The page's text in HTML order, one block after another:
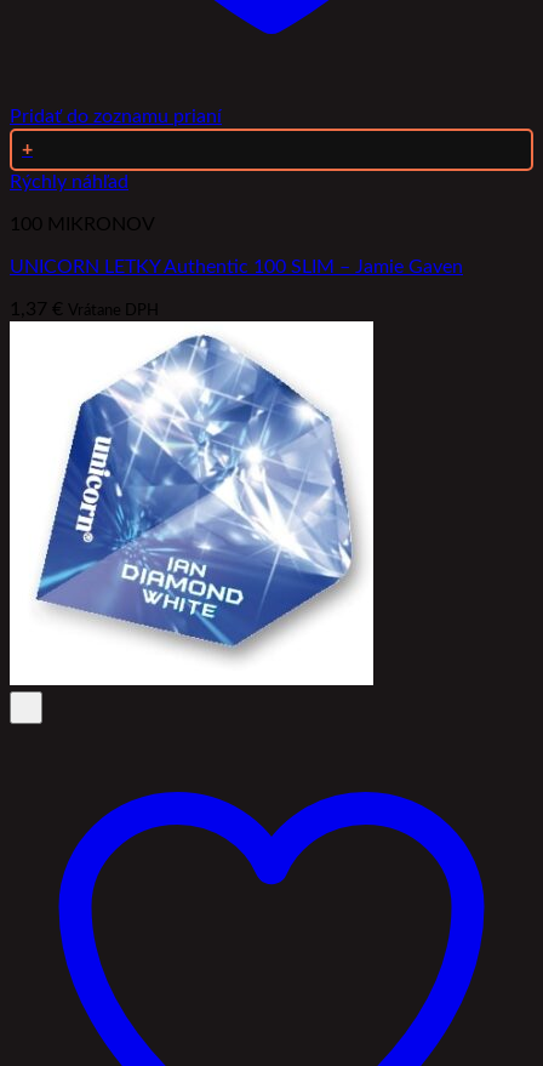
Pridať do zoznamu prianí
+
Rýchly náhľad
100 MIKRONOV
UNICORN LETKY Authentic 100 SLIM – Jamie Gaven
1,37 € Vrátane DPH